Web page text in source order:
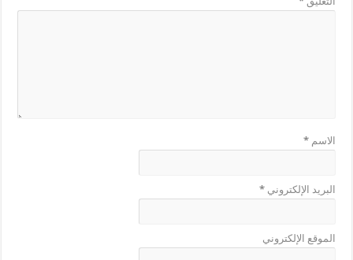
الاسم*
البريد الإلكتروني*
الموقع الإلكتروني